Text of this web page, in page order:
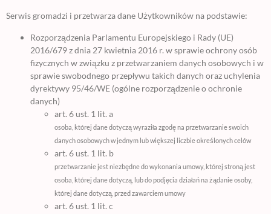
Serwis gromadzi i przetwarza dane Użytkowników na podstawie:
Rozporządzenia Parlamentu Europejskiego i Rady (UE)
2016/679 z dnia 27 kwietnia 2016 r. w sprawie ochrony osób
fizycznych w związku z przetwarzaniem danych osobowych i w
sprawie swobodnego przepływu takich danych oraz uchylenia
dyrektywy 95/46/WE (ogólne rozporządzenie o ochronie
danych)
art. 6 ust. 1 lit. a
osoba, której dane dotyczą wyraziła zgodę na przetwarzanie swoich
danych osobowych w jednym lub większej liczbie określonych celów
art. 6 ust. 1 lit. b
przetwarzanie jest niezbędne do wykonania umowy, której stroną jest
osoba, której dane dotyczą, lub do podjęcia działań na żądanie osoby,
której dane dotyczą, przed zawarciem umowy
art. 6 ust. 1 lit. c